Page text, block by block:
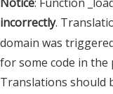
incorrectly.
domain was
for some code in
Translations should